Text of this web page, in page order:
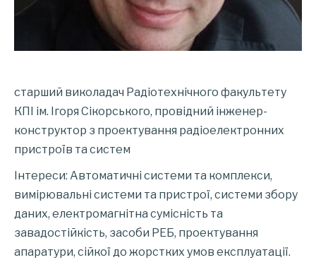
старший виколадач Радіотехнічного факультету
КПІ ім. Ігоря Сікорського, провідний інженер-
конструктор з проектування радіоелектронних
пристроїв та систем
Інтереси: Автоматичні системи та комплекси,
вимірювальні системи та пристрої, системи збору
даних, електромагнітна сумісність та
завадостійкість, засоби РЕБ, проектування
апаратури, сійкої до жорстких умов експлуатації.